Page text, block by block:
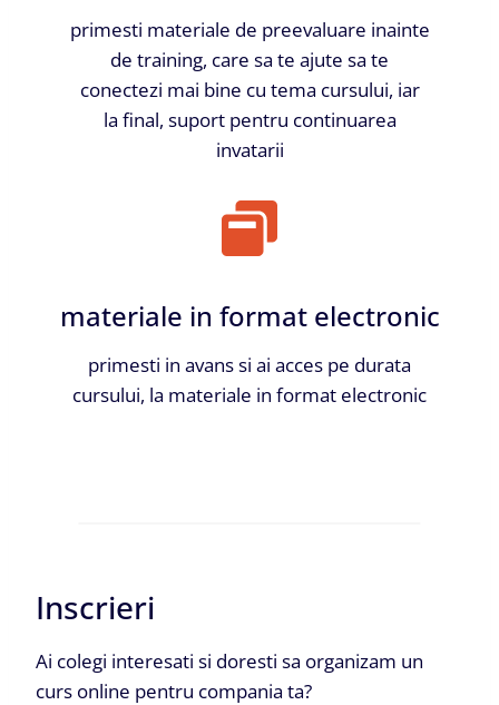
primesti materiale de preevaluare inainte
de training, care sa te ajute sa te
conectezi mai bine cu tema cursului, iar
la final, suport pentru continuarea
invatarii
materiale in format electronic
primesti in avans si ai acces pe durata
cursului, la materiale in format electronic
Inscrieri
Ai colegi interesati si doresti sa organizam un
curs online pentru compania ta?